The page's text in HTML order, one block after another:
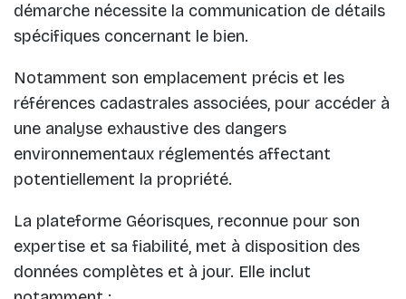
démarche nécessite la communication de détails
spécifiques concernant le bien.
Notamment son emplacement précis et les
références cadastrales associées, pour accéder à
une analyse exhaustive des dangers
environnementaux réglementés affectant
potentiellement la propriété.
La plateforme Géorisques, reconnue pour son
expertise et sa fiabilité, met à disposition des
données complètes et à jour. Elle inclut